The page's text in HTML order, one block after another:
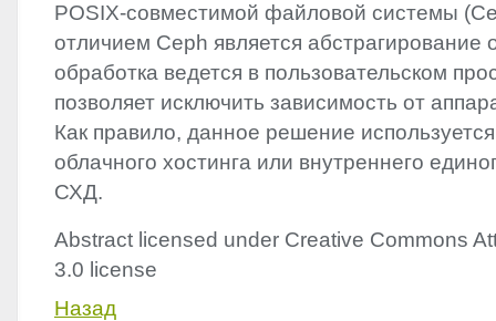
POSIX-совместимой файловой системы
отличием Ceph является абстрагирование
обработка ведется в пользовательском
позволяет исключить зависимость от
Как правило, данное решение
облачного хостинга или внутреннего
СХД.
Abstract licensed under Creative Commons
3.0 license
Назад